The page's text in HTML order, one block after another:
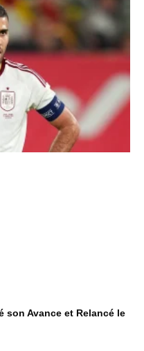
son Avance et Relancé le